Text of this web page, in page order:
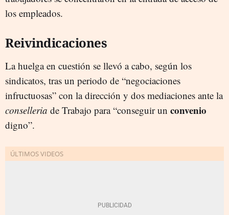
los empleados.
Reivindicaciones
La huelga en cuestión se llevó a cabo, según los
sindicatos, tras un periodo de “negociaciones
infructuosas” con la dirección y dos mediaciones ante la
conselleria de Trabajo para “conseguir un convenio
digno”.